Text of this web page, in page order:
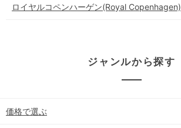
ロイヤルコペンハーゲン(Royal Copenhagen)
ジャンルから探す
価格で選ぶ